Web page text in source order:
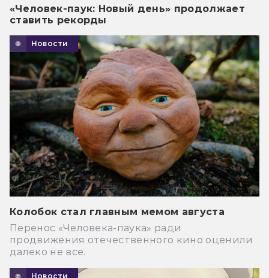
«Человек-паук: Новый день» продолжает
ставить рекорды
Новости
Колобок стал главным мемом августа
Перенос «Человека-паука» ради
продвижения отечественного кино оценили
далеко не все.
Новости